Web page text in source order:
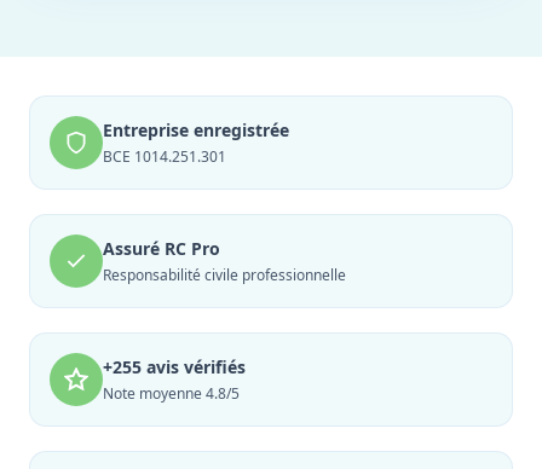
Entreprise enregistrée
BCE 1014.251.301
Assuré RC Pro
Responsabilité civile professionnelle
+255 avis vérifiés
Note moyenne 4.8/5